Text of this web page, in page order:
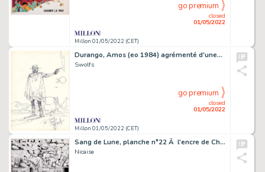
Millon 01/05/2022 (CET)
closed
01/05/2022
go premium
Durango, Amos (eo 1984) agrémenté d'une…
Swolfs
Millon 01/05/2022 (CET)
closed
01/05/2022
go premium
Sang de Lune, planche n°22 Ã l'encre de Chine…
Nicaise